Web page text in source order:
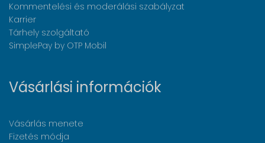
Kommentelési és moderálási szabályzat
Karrier
Tárhely szolgáltató
SimplePay by OTP Mobil
Vásárlási információk
Vásárlás menete
Fizetés módja